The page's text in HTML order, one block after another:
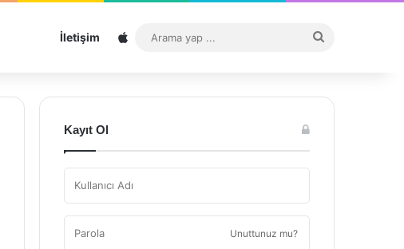
İletişim Sitemap
...
Kayıt Ol
Unuttunuz mu?